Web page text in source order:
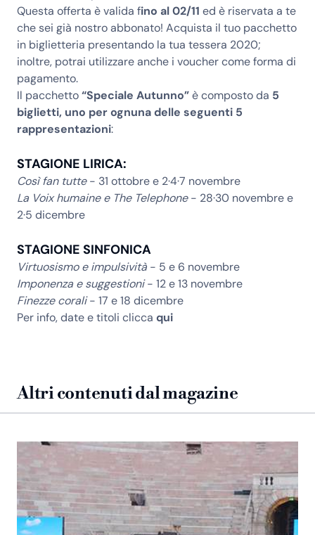
Questa offerta è valida fino al 02/11 ed è riservata a te
che sei già nostro abbonato! Acquista il tuo pacchetto
in biglietteria presentando la tua tessera 2020;
inoltre, potrai utilizzare anche i voucher come forma di
pagamento.
Il pacchetto“Speciale Autunno”è composto da 5
biglietti, uno per ognuna delle seguenti 5
rappresentazioni:
STAGIONE LIRICA:
Così fan tutte- 31 ottobre e 2·4·7 novembre
La Voix humaine e The Telephone- 28·30 novembre e
2·5 dicembre
STAGIONE SINFONICA
Virtuosismo e impulsività - 5 e 6 novembre
Imponenza e suggestioni- 12 e 13 novembre
Finezze corali- 17 e 18 dicembre
Per info, date e titoli clicca qui
Altri contenuti dal magazine